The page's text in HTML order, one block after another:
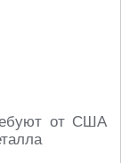
от США